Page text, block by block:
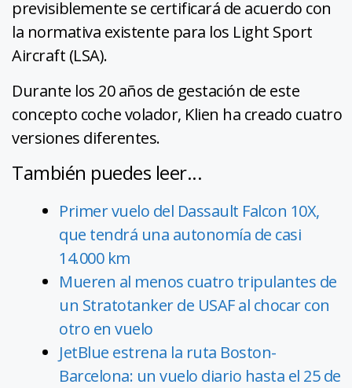
previsiblemente se certificará de acuerdo con
la normativa existente para los Light Sport
Aircraft (LSA).
Durante los 20 años de gestación de este
concepto coche volador, Klien ha creado cuatro
versiones diferentes.
También puedes leer...
Primer vuelo del Dassault Falcon 10X,
que tendrá una autonomía de casi
14.000 km
Mueren al menos cuatro tripulantes de
un Stratotanker de USAF al chocar con
otro en vuelo
JetBlue estrena la ruta Boston-
Barcelona: un vuelo diario hasta el 25 de